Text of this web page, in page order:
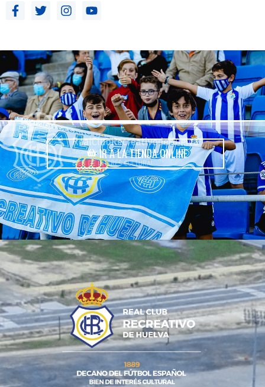
IR A LA TIENDA ONLINE